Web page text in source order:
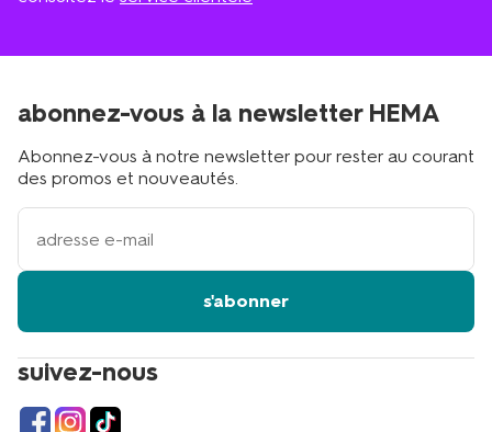
suivez-nous
abonnez-vous à la newsletter HEMA
Abonnez-vous à notre newsletter pour rester au courant
des promos et nouveautés.
votre
adresse
s'abonner